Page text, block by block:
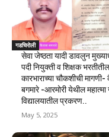
गडचिरोली
सेवा जेष्ठता यादी डावलुन
पदी नियुक्ती व शिक्षक
कारभाराच्या चौकशीची
बगमारे -आरमोरी येथील महात्मा
विद्यालयातील प्रकरण..
May 5, 2025